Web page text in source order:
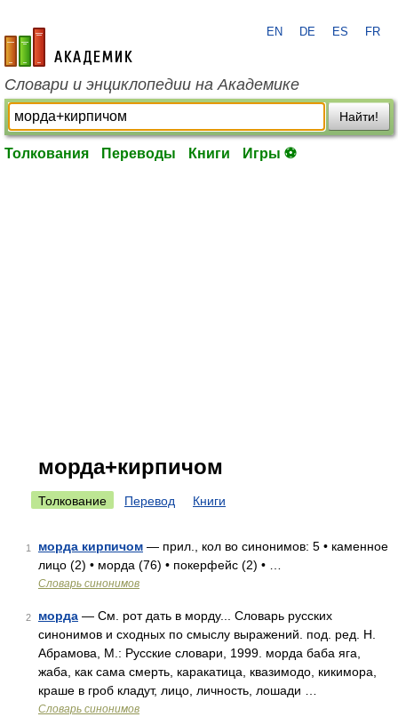
academic.ru
EN DE ES FR
Словари и энциклопедии на Академике
Найти!
Толкования Переводы Книги Игры ⚽
морда+кирпичом
Толкование Перевод Книги
1 морда кирпичом — прил., кол во синонимов: 5 • каменное
лицо (2) • морда (76) • покерфейс (2) • …
Словарь синонимов
2 морда — См. рот дать в морду... Словарь русских
синонимов и сходных по смыслу выражений. под. ред. Н.
Абрамова, М.: Русские словари, 1999. морда баба яга,
жаба, как сама смерть, каракатица, квазимодо, кикимора,
краше в гроб кладут, лицо, личность, лошади …
Словарь синонимов